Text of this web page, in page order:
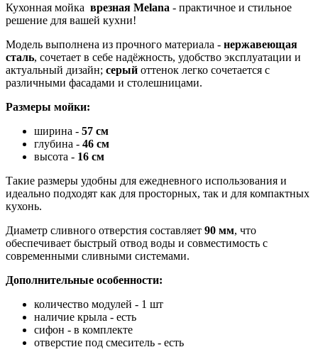
Кухонная мойка врезная Melana - практичное и стильное
решение для вашей кухни!
Модель выполнена из прочного материала - нержавеющая
сталь, сочетает в себе надёжность, удобство эксплуатации и
актуальный дизайн; серый оттенок легко сочетается с
различными фасадами и столешницами.
Размеры мойки:
ширина - 57 см
глубина - 46 см
высота - 16 см
Такие размеры удобны для ежедневного использования и
идеально подходят как для просторных, так и для компактных
кухонь.
Диаметр сливного отверстия составляет 90 мм, что
обеспечивает быстрый отвод воды и совместимость с
современными сливными системами.
Дополнительные особенности:
количество модулей - 1 шт
наличие крыла - есть
сифон - в комплекте
отверстие под смеситель - есть